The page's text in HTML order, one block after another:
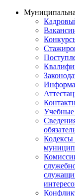
Учебные
Кодексы